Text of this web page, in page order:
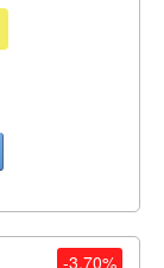
-3.70%